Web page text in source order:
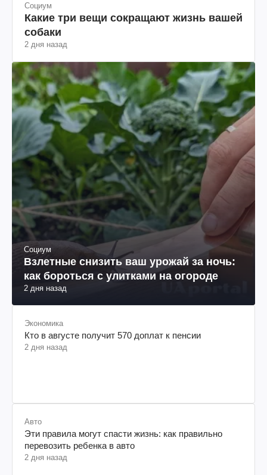
Социум
Какие три вещи сокращают жизнь вашей
собаки
2 дня назад
Социум
Взлетные снизить ваш урожай за ночь:
как бороться с улитками на огороде
2 дня назад
Экономика
Кто в августе получит 570 доплат к пенсии
2 дня назад
Авто
Эти правила могут спасти жизнь: как правильно
перевозить ребенка в авто
2 дня назад